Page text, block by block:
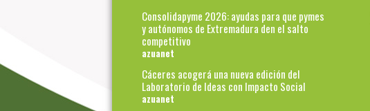
Consolidapyme 2026: ayudas para que pymes
y autónomos de Extremadura den el salto
competitivo
azuanet
Cáceres acogerá una nueva edición del
Laboratorio de Ideas con Impacto Social
azuanet